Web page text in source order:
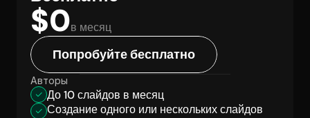
$0в месяц
Попробуйте бесплатно
Авторы
До 10 слайдов в месяц
Создание одного или нескольких слайдов